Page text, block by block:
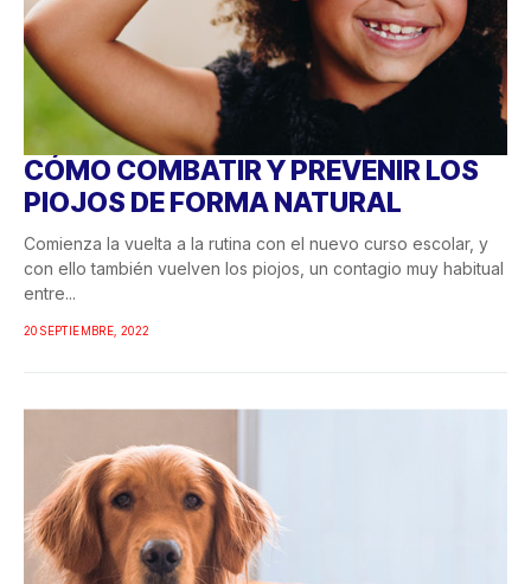
CÓMO COMBATIR Y PREVENIR LOS
PIOJOS DE FORMA NATURAL
Comienza la vuelta a la rutina con el nuevo curso escolar, y
con ello también vuelven los piojos, un contagio muy habitual
entre...
20 SEPTIEMBRE, 2022